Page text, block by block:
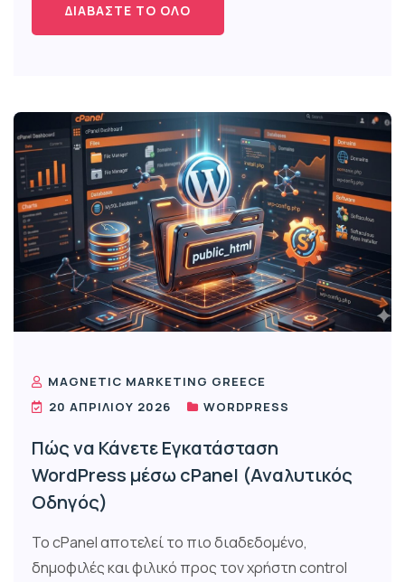
ΔΙΑΒΆΣΤΕ ΤΟ ΌΛΟ
MAGNETIC MARKETING GREECE
20 ΑΠΡΙΛΊΟΥ 2026
WORDPRESS
Πώς να Κάνετε Εγκατάσταση
WordPress μέσω cPanel (Αναλυτικός
Οδηγός)
Το cPanel αποτελεί το πιο διαδεδομένο,
δημοφιλές και φιλικό προς τον χρήστη control